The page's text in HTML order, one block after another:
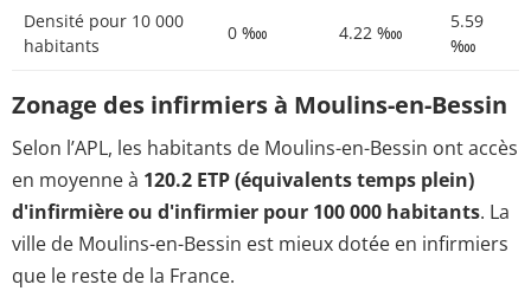
Densité pour 10 000
habitants
0 ‱ 4.22 ‱
5.59
‱
Zonage des infirmiers à Moulins-en-Bessin
Selon l’APL, les habitants de Moulins-en-Bessin ont accès
en moyenne à 120.2 ETP (équivalents temps plein)
d'infirmière ou d'infirmier pour 100 000 habitants. La
ville de Moulins-en-Bessin est mieux dotée en infirmiers
que le reste de la France.